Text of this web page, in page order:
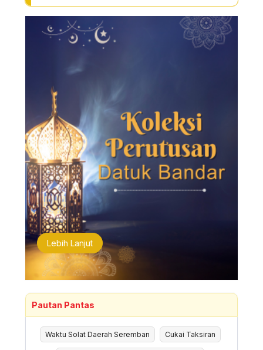
Lebih Lanjut
Pautan Pantas
Waktu Solat Daerah Seremban Cukai Taksiran